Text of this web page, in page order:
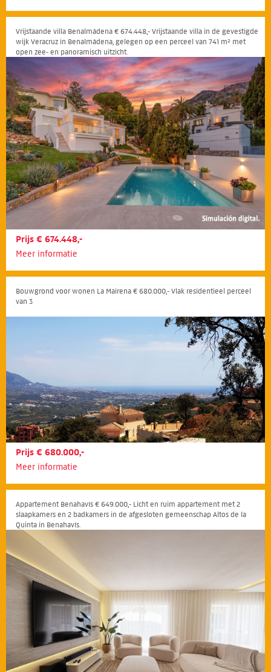
Vrijstaande villa Benalmádena € 674.448,- Vrijstaande villa in de gevestigde
wijk Veracruz in Benalmádena, gelegen op een perceel van 741 m² met
open zee- en panoramisch uitzicht.
Prijs € 674.448,-
Meer informatie
Bouwgrond voor wonen La Mairena € 680.000,- Vlak residentieel perceel
van 3
Prijs € 680.000,-
Meer informatie
Appartement Benahavís € 649.000,- Licht en ruim appartement met 2
slaapkamers en 2 badkamers in de afgesloten gemeenschap Altos de la
Quinta in Benahavís.